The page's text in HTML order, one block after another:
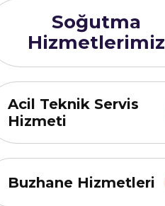
Soğutma
Hizmetlerimiz
Acil Teknik Servis
Hizmeti
Buzhane Hizmetleri